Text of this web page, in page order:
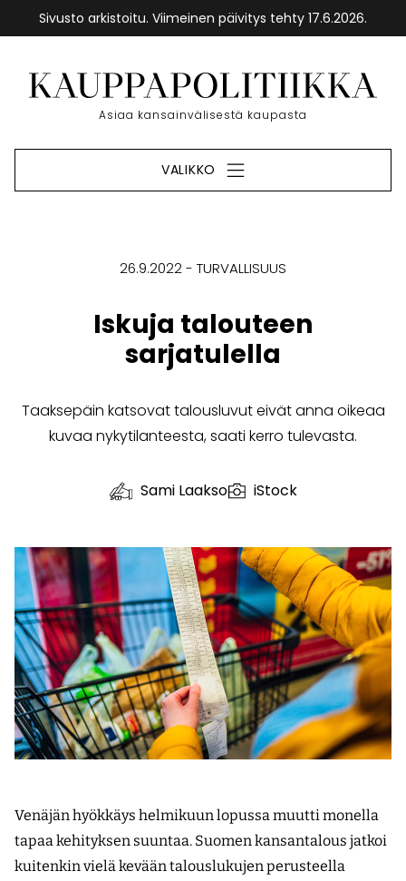
Sivusto arkistoitu. Viimeinen päivitys tehty 17.6.2026.
sisältöön
Etusivu
Asiaa kansainvälisestä kaupasta
VALIKKO
26.9.2022 TURVALLISUUS
Iskuja talouteen
sarjatulella
Taaksepäin katsovat talousluvut eivät anna oikeaa
kuvaa nykytilanteesta, saati kerro tulevasta.
Sami Laakso iStock
Venäjän hyökkäys helmikuun lopussa muutti monella
tapaa kehityksen suuntaa. Suomen kansantalous jatkoi
kuitenkin vielä kevään talouslukujen perusteella